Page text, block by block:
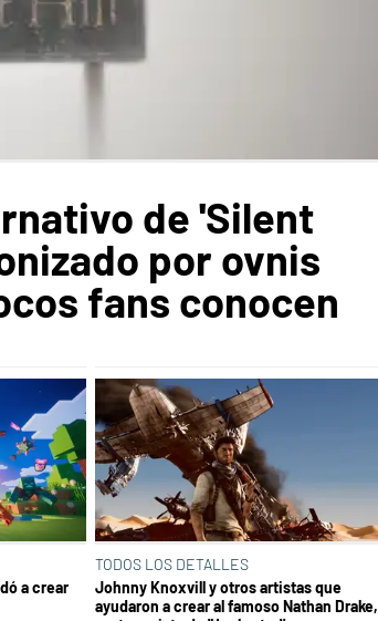
de 'Silent
por ovnis
fans conocen
a crear
TODOS LOS DETALLES
Johnny Knoxvill y otros artistas que
ayudaron a crear al famoso Nathan Drake,